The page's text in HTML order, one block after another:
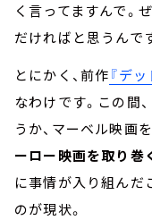
く言ってますんで。
だければと思うんで
とにかく、前作『デ
なわけです。この間
うか、マーベル映
ーロー映画を取り巻
に事情が入り組んだ
のが現状。